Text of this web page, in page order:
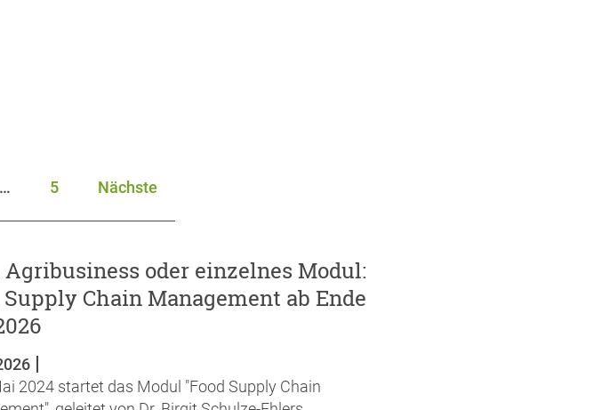
… 5 Nächste
oder einzelnes Modul:
Supply Chain Management ab Ende
2024 startet das Modul "Food Supply Chain